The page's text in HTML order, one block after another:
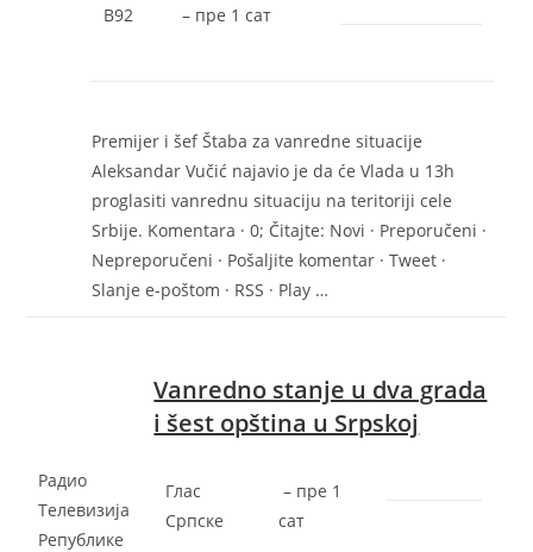
B92 – ‎пре 1 сат‎
Premijer i šef Štaba za vanredne situacije
Aleksandar Vučić najavio je da će Vlada u 13h
proglasiti vanrednu situaciju na teritoriji cele
Srbije. Komentara · 0; Čitajte: Novi · Preporučeni ·
Nepreporučeni · Pošaljite komentar · Tweet ·
Slanje e-poštom · RSS · Play …
Радио
Телевизија
Републике
Vanredno stanje u dva grada
i šest opština u Srpskoj
Глас
Српске
– ‎пре 1
сат‎